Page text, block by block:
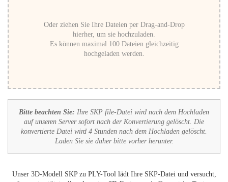
Oder ziehen Sie Ihre Dateien per Drag-and-Drop
hierher, um sie hochzuladen.
Es können maximal 100 Dateien gleichzeitig
hochgeladen werden.
Bitte beachten Sie: Ihre SKP file-Datei wird nach dem Hochladen
auf unseren Server sofort nach der Konvertierung gelöscht. Die
konvertierte Datei wird 4 Stunden nach dem Hochladen gelöscht.
Laden Sie sie daher bitte vorher herunter.
Unser 3D-Modell SKP zu PLY-Tool lädt Ihre SKP-Datei und versucht,